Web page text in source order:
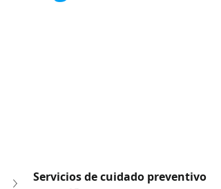
Servicios de cuidado preventivo